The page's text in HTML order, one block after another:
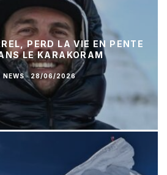
PERD LA VIE EN PENTE
LE KARAKORAM
NEWS · 28/06/2026